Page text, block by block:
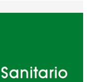
Pesce al CN Uisp